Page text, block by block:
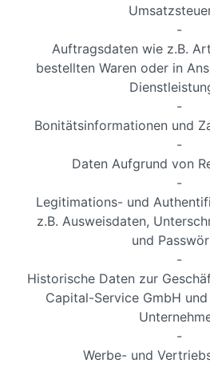
-
Auftragsdaten wie z.B.
bestellten Waren oder in
-
Bonitätsinformationen und
-
Daten Aufgrund von
-
Legitimations- und
z.B. Ausweisdaten,
und
-
Historische Daten zur
Capital-Service GmbH
-
Werbe- und